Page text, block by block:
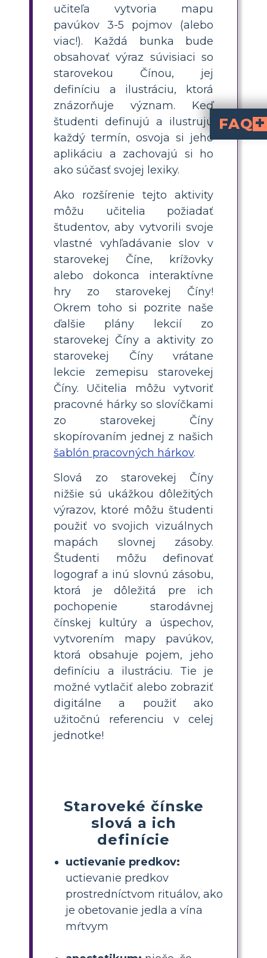
učiteľa vytvoria mapu
pavúkov 3-5 pojmov (alebo
viac!). Každá bunka bude
obsahovať výraz súvisiaci so
starovekou Čínou, jej
definíciu a ilustráciu, ktorá
znázorňuje význam. Keď
študenti definujú a ilustrujú
každý termín, osvoja si jeho
aplikáciu a zachovajú si ho
ako súčasť svojej lexiky.
Ako rozšírenie tejto aktivity
môžu učitelia požiadať
študentov, aby vytvorili svoje
vlastné vyhľadávanie slov v
starovekej Číne, krížovky
alebo dokonca interaktívne
hry zo starovekej Číny!
Okrem toho si pozrite naše
ďalšie plány lekcií zo
starovekej Číny a aktivity zo
starovekej Číny vrátane
lekcie zemepisu starovekej
Číny. Učitelia môžu vytvoriť
pracovné hárky so slovíčkami
zo starovekej Číny
skopírovaním jednej z našich
šablón pracovných hárkov.
Slová zo starovekej Číny
nižšie sú ukážkou dôležitých
výrazov, ktoré môžu študenti
použiť vo svojich vizuálnych
mapách slovnej zásoby.
Študenti môžu definovať
logograf a inú slovnú zásobu,
ktorá je dôležitá pre ich
pochopenie starodávnej
čínskej kultúry a úspechov,
vytvorením mapy pavúkov,
ktorá obsahuje pojem, jeho
definíciu a ilustráciu. Tie je
možné vytlačiť alebo zobraziť
digitálne a použiť ako
užitočnú referenciu v celej
jednotke!
Staroveké čínske
slová a ich
definície
uctievanie predkov:
uctievanie predkov
prostredníctvom rituálov, ako
je obetovanie jedla a vína
mŕtvym
FAQ